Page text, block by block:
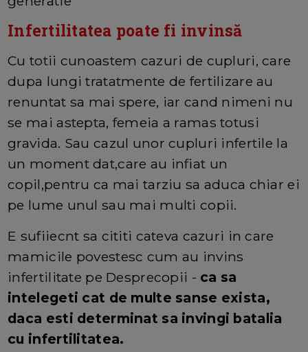
Infertilitatea poate fi invinsă
Cu totii cunoastem cazuri de cupluri, care
dupa lungi tratatmente de fertilizare au
renuntat sa mai spere, iar cand nimeni nu
se mai astepta, femeia a ramas totusi
gravida. Sau cazul unor cupluri infertile la
un moment dat,care au infiat un
copil,pentru ca mai tarziu sa aduca chiar ei
pe lume unul sau mai multi copii.
E sufiiecnt sa cititi cateva cazuri in care
mamicile povestesc cum au invins
infertilitate pe Desprecopii - ca sa
intelegeti cat de multe sanse exista,
daca esti determinat sa invingi batalia
cu infertilitatea.